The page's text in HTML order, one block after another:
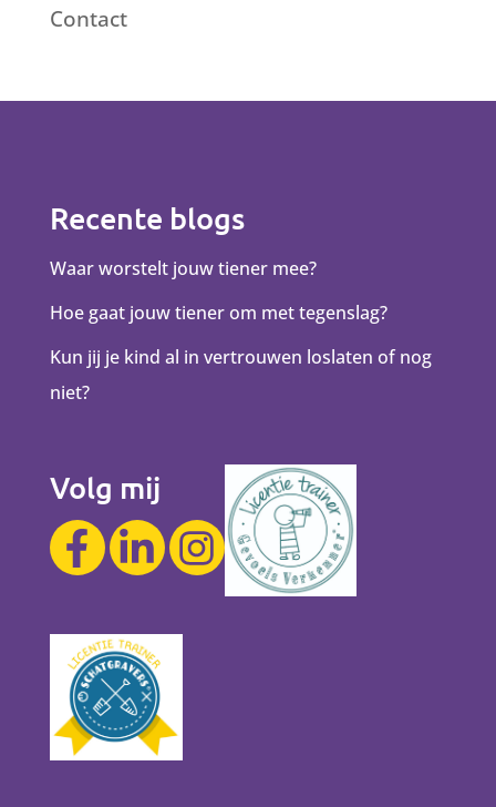
Contact
Recente blogs
Waar worstelt jouw tiener mee?
Hoe gaat jouw tiener om met tegenslag?
Kun jij je kind al in vertrouwen loslaten of nog
niet?
Volg mij